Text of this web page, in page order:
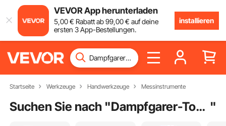
VEVOR App herunterladen
5,00€ Rabatt ab99,00€ auf deine
ersten 3 App-Bestellungen.
installieren
Startseite Werkzeuge Handwerkzeuge Messinstrumente
Suchen Sie nach " Dampfgarer-Topf-Set "